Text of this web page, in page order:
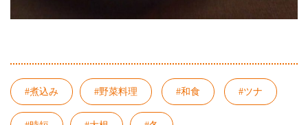
#煮込み #野菜料理 #和食 #ツナ